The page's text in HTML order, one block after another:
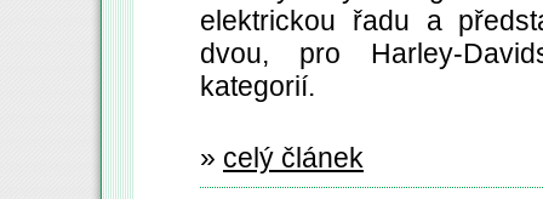
elektrickou řadu a
dvou, pro Harley-
kategorií.
» celý článek